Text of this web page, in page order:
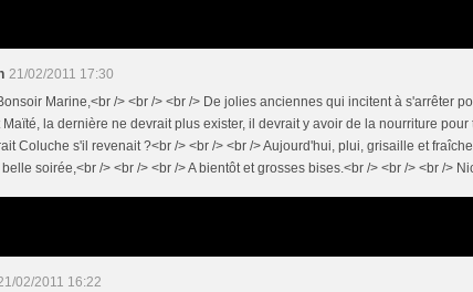
21/02/2011 17:30
Marine,<br /> <br /> <br /> De jolies anciennes qui incitent à s'arrêter
la dernière ne devrait plus exister, il devrait y avoir de la nourriture
Coluche s'il revenait ?<br /> <br /> <br /> Aujourd'hui, plui, grisaille et
soirée,<br /> <br /> <br /> A bientôt et grosses bises.<br /> <br /> <br />
02/2011 16:22